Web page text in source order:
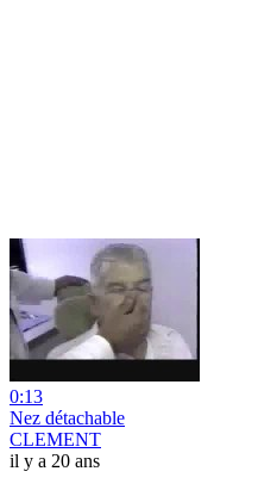
0:13
Nez détachable
CLEMENT
il y a 20 ans